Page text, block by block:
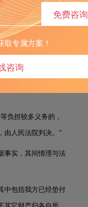
女士和冯先生曾签
却时过多年迟迟拖
定对冯先生进行离
现金流制约，迅速完
负担较多义务的，
由人民法院判决。”
事实，其间情理与法
中包括我方已经垫付
免费咨询
专属方案！
咨询